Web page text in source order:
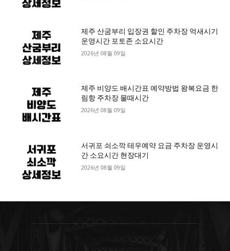
제주 산굼부리 입장권 할인 주차장 억새시기
운영시간 포토존 소요시간
2026년 08월 09일
제주 비양도 배시간표 예약방법 왕복요금 한
림항 주차장 물때시간
2026년 08월 09일
서귀포 쇠소깍 테우예약 요금 주차장 운영시
간 소요시간 현장대기
2026년 08월 09일